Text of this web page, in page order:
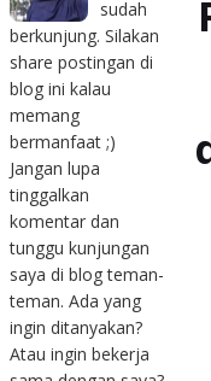
sudah
berkunjung. Silakan
share postingan di
blog ini kalau
memang
bermanfaat ;)
Jangan lupa
tinggalkan
komentar dan
tunggu kunjungan
saya di blog teman-
teman. Ada yang
ingin ditanyakan?
Atau ingin bekerja